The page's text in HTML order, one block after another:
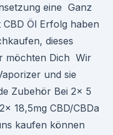
eine Ganz
Öl Erfolg haben
dieses
möchten Dich Wir
und sie
Zubehör Bei 2x 5
18,5mg CBD/CBDa
kaufen können